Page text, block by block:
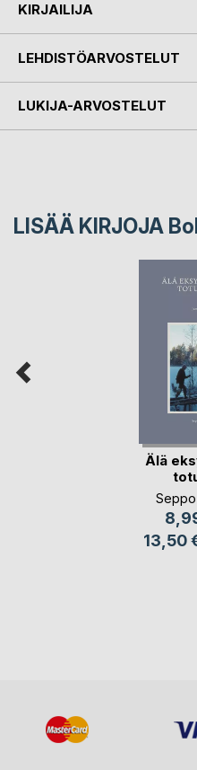
KIRJAILIJA
LEHDISTÖARVOSTELUT
LUKIJA-ARVOSTELUT
LISÄÄ KIRJOJA Bo
Älä
13,50